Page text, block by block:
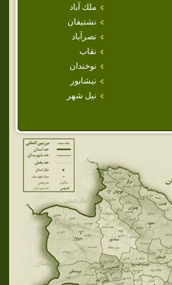
ملك آباد
نشتيفان
نصرآباد
نقاب
نوخندان
نيشابور
نيل شهر